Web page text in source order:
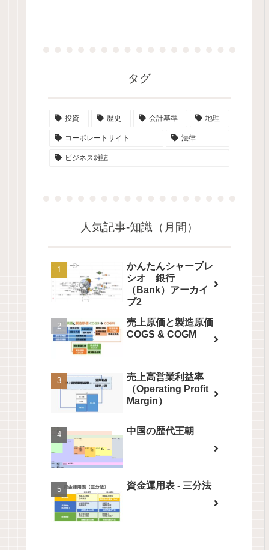
タグ
投資 歴史 会計基準 地理
コーポレートサイト 法律
ビジネス雑誌
人気記事-知識（月間）
かんたんシャープレ
シオ 銀行
（Bank）アーカイ
ブ2
売上原価と製造原価
COGS & COGM
売上高営業利益率
（Operating Profit
Margin）
中国の歴代王朝
資金運用表 - 三分法